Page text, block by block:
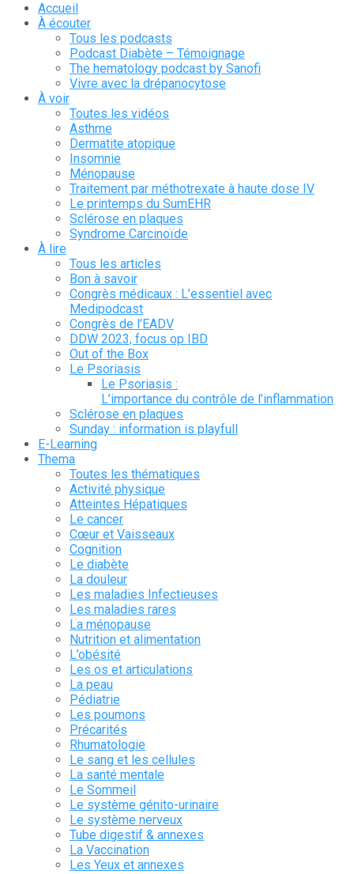
Accueil
À écouter
Tous les podcasts
Podcast Diabète – Témoignage
The hematology podcast by Sanofi
Vivre avec la drépanocytose
À voir
Toutes les vidéos
Asthme
Dermatite atopique
Insomnie
Ménopause
Traitement par méthotrexate à haute dose IV
Le printemps du SumEHR
Sclérose en plaques
Syndrome Carcinoïde
À lire
Tous les articles
Bon à savoir
Congrès médicaux : L’essentiel avec
Medipodcast
Congrès de l’EADV
DDW 2023, focus op IBD
Out of the Box
Le Psoriasis
Le Psoriasis :
L’importance du contrôle de l’inflammation
Sclérose en plaques
Sunday : information is playfull
E-Learning
Thema
Toutes les thématiques
Activité physique
Atteintes Hépatiques
Le cancer
Cœur et Vaisseaux
Cognition
Le diabète
La douleur
Les maladies Infectieuses
Les maladies rares
La ménopause
Nutrition et alimentation
L’obésité
Les os et articulations
La peau
Pédiatrie
Les poumons
Précarités
Rhumatologie
Le sang et les cellules
La santé mentale
Le Sommeil
Le système génito-urinaire
Le système nerveux
Tube digestif & annexes
La Vaccination
Les Yeux et annexes